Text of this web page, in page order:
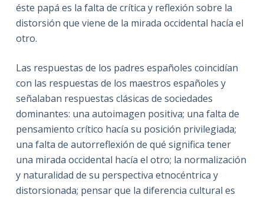
éste papá es la falta de crítica y reflexión sobre la
distorsión que viene de la mirada occidental hacía el
otro.
Las respuestas de los padres españoles coincidían
con las respuestas de los maestros españoles y
señalaban respuestas clásicas de sociedades
dominantes: una autoimagen positiva; una falta de
pensamiento crítico hacía su posición privilegiada;
una falta de autorreflexión de qué significa tener
una mirada occidental hacía el otro; la normalización
y naturalidad de su perspectiva etnocéntrica y
distorsionada; pensar que la diferencia cultural es